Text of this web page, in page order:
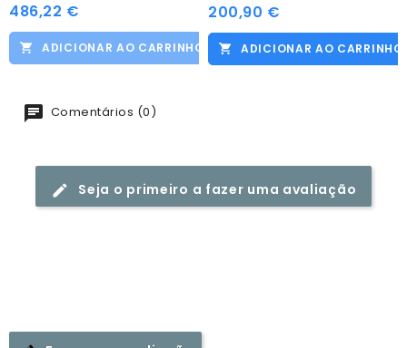
Preço
486,22 €
ADICIONAR AO CARRINHO
Preço
200,90 €
ADICIONAR AO CARRINHO
Comentários (0)
Seja o primeiro a fazer uma avaliação